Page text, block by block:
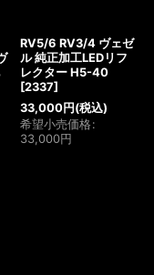
RV5/6 RV3/4 ヴェゼ
ル 純正加工LEDリフ
レクター H5-40
[2337]
33,000円 (税込)
希望小売価格:
33,000円